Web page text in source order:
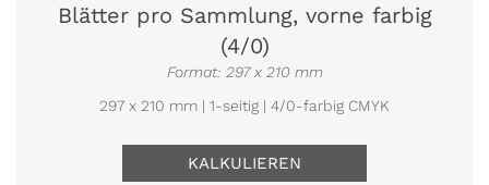
Blätter pro Sammlung, vorne farbig
(4/0)
Format: 297 x 210 mm
297 x 210 mm | 1-seitig | 4/0-farbig CMYK
KALKULIEREN